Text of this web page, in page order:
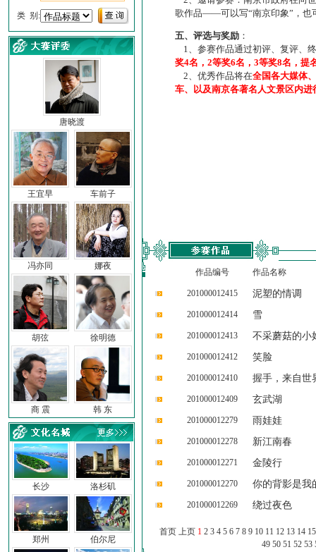
类 别:
唐晓渡
王宜早 车前子
冯亦同 娜夜
胡弦 徐明德
商 震 韩 东
长沙
郑州
洛杉矶
伯尔尼
歌作品——可以写“南京印象”，也
五、评选与奖励 ：
1、参赛作品通过初评、复评、
奖4名，2等奖6名，3等奖8名，提
2、优秀作品将在全国各大媒体
车、以及南京各著名人文景区内进
作品编号 作品名称
201000012415 泥塑的情调
201000012414 雪
201000012413 不采蘑菇的小
201000012412 笑脸
201000012410 握手，来自世
201000012409 玄武湖
201000012279 雨娃娃
201000012278 新江南春
201000012271 金陵行
201000012270 你的背影是我
201000012269 绕过夜色
首页 上页 1 2 3 4 5 6 7 8 9 10 11 12 13 14 15
49 50 51 52 53